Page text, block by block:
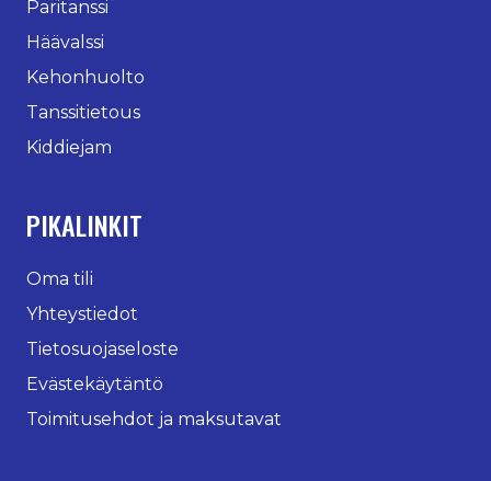
Paritanssi
Häävalssi
Kehonhuolto
Tanssitietous
Kiddiejam
PIKALINKIT
Oma tili
Yhteystiedot
Tietosuojaseloste
Evästekäytäntö
Toimitusehdot ja maksutavat